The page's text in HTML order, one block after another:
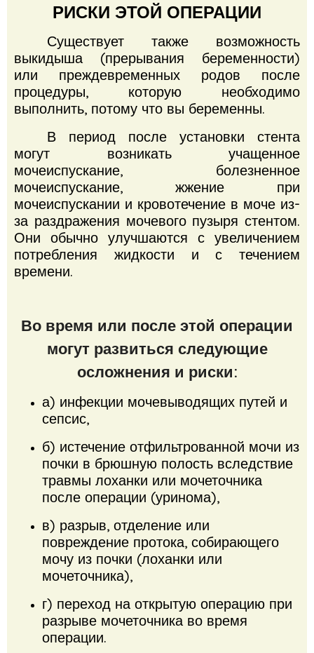
РИСКИ ЭТОЙ ОПЕРАЦИИ
Существует также возможность
выкидыша (прерывания беременности)
или преждевременных родов после
процедуры, которую необходимо
выполнить, потому что вы беременны.
В период после установки стента
могут возникать учащенное
мочеиспускание, болезненное
мочеиспускание, жжение при
мочеиспускании и кровотечение в моче из-
за раздражения мочевого пузыря стентом.
Они обычно улучшаются с увеличением
потребления жидкости и с течением
времени.
Во время или после этой операции
могут развиться следующие
осложнения и риски:
а) инфекции мочевыводящих путей и
сепсис,
б) истечение отфильтрованной мочи из
почки в брюшную полость вследствие
травмы лоханки или мочеточника
после операции (уринома),
в) разрыв, отделение или
повреждение протока, собирающего
мочу из почки (лоханки или
мочеточника),
г) переход на открытую операцию при
разрыве мочеточника во время
операции.